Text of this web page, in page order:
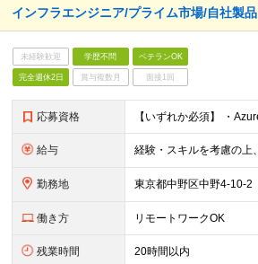
インフラエンジニア/プライム市場/自社製品
未経験歓迎 学歴不問 ベテランOK
完全週休2日 賞与複数月 面接1回
応募資格
給与
勤務地
働き方 リモートワークOK
残業時間 20時間以内